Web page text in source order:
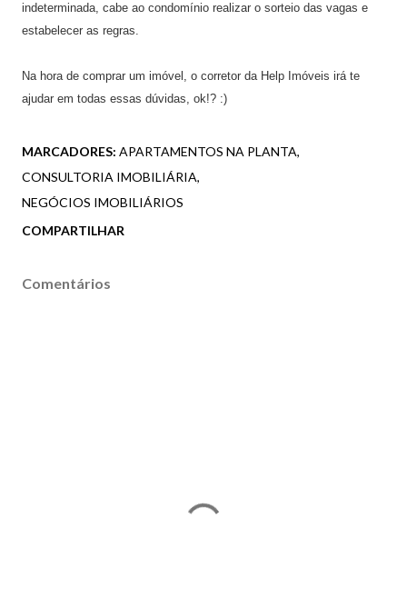
indeterminada, cabe ao condomínio realizar o sorteio das vagas e
estabelecer as regras.
Na hora de comprar um imóvel, o corretor da Help Imóveis irá te
ajudar em todas essas dúvidas, ok!? :)
MARCADORES: APARTAMENTOS NA PLANTA
CONSULTORIA IMOBILIÁRIA
NEGÓCIOS IMOBILIÁRIOS
COMPARTILHAR
Comentários